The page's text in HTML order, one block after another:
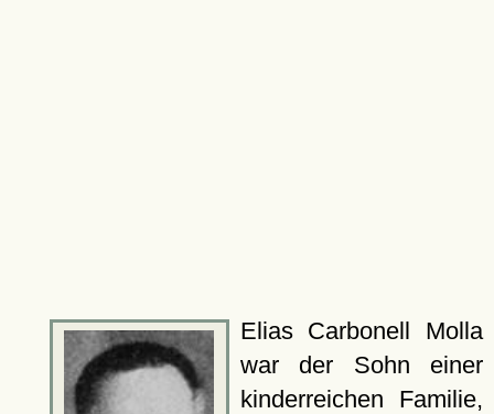
Elias Carbonell Molla
war der Sohn einer
kinderreichen Familie,